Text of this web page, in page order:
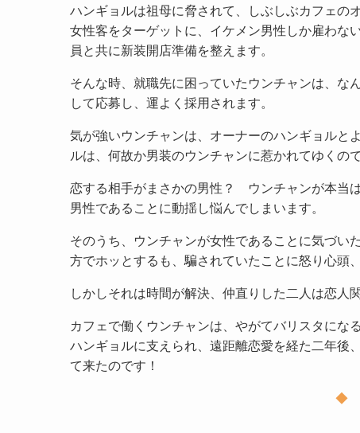
ハンギョルは祖母に脅されて、しぶしぶカフェの
女性客をターゲットに、イケメン男性しか雇わな
員と共に新装開店準備を整えます。
そんな時、就職先に困っていたウンチャンは、な
して応募し、運よく採用されます。
気が強いウンチャンは、オーナーのハンギョルと
ルは、何故か男装のウンチャンに惹かれてゆくので
恋する相手がまさかの男性？ ウンチャンが本当
男性であることに動揺し悩んでしまいます。
そのうち、ウンチャンが女性であることに気づい
方でホッとするも、騙されていたことに怒り心頭
しかしそれは時間が解決、仲直りした二人は恋人関
カフェで働くウンチャンは、やがてバリスタにな
ハンギョルに支えられ、遠距離恋愛を経た二年後
て来たのです！